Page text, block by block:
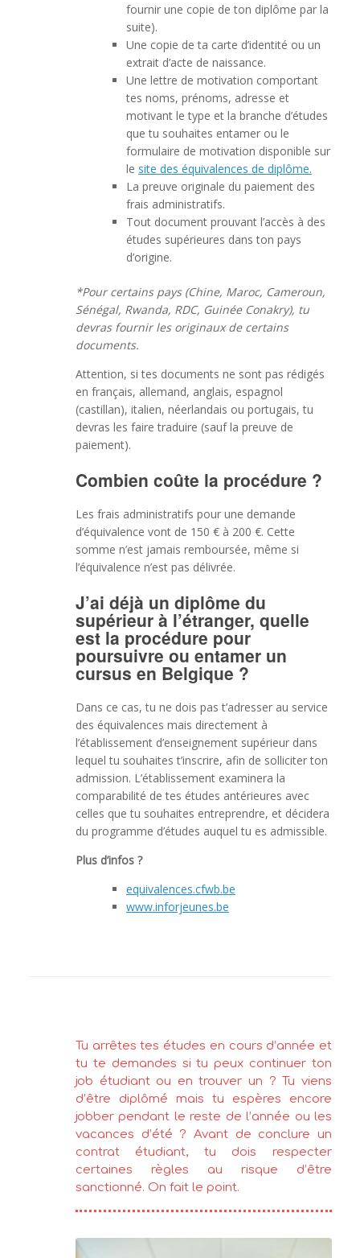
fournir une copie de ton diplôme par la
suite).
Une copie de ta carte d’identité ou un
extrait d’acte de naissance.
Une lettre de motivation comportant
tes noms, prénoms, adresse et
motivant le type et la branche d’études
que tu souhaites entamer ou le
formulaire de motivation disponible sur
le site des équivalences de diplôme.
La preuve originale du paiement des
frais administratifs.
Tout document prouvant l’accès à des
études supérieures dans ton pays
d’origine.
*Pour certains pays (Chine, Maroc, Cameroun,
Sénégal, Rwanda, RDC, Guinée Conakry), tu
devras fournir les originaux de certains
documents.
Attention, si tes documents ne sont pas rédigés
en français, allemand, anglais, espagnol
(castillan), italien, néerlandais ou portugais, tu
devras les faire traduire (sauf la preuve de
paiement).
Combien coûte la procédure ?
Les frais administratifs pour une demande
d’équivalence vont de 150 € à 200 €. Cette
somme n’est jamais remboursée, même si
l’équivalence n’est pas délivrée.
J’ai déjà un diplôme du
supérieur à l’étranger, quelle
est la procédure pour
poursuivre ou entamer un
cursus en Belgique ?
Dans ce cas, tu ne dois pas t’adresser au service
des équivalences mais directement à
l’établissement d’enseignement supérieur dans
lequel tu souhaites t’inscrire, afin de solliciter ton
admission. L’établissement examinera la
comparabilité de tes études antérieures avec
celles que tu souhaites entreprendre, et décidera
du programme d’études auquel tu es admissible.
Plus d’infos ?
equivalences.cfwb.be
www.inforjeunes.be
Tu arrêtes tes études en cours d’année et
tu te demandes si tu peux continuer ton
job étudiant ou en trouver un ? Tu viens
d’être diplômé mais tu espères encore
jobber pendant le reste de l’année ou les
vacances d’été ? Avant de conclure un
contrat étudiant, tu dois respecter
certaines règles au risque d’être
sanctionné. On fait le point.